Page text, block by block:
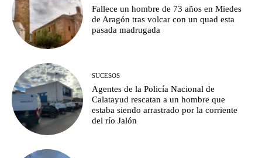
Fallece un hombre de 73 años en Miedes
de Aragón tras volcar con un quad esta
pasada madrugada
SUCESOS
Agentes de la Policía Nacional de
Calatayud rescatan a un hombre que
estaba siendo arrastrado por la corriente
del río Jalón